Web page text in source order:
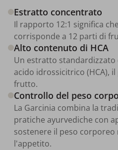
Estratto concentrato
Il rapporto 12:1 significa
corrisponde a 12 parti di
Alto contenuto di HCA
Un estratto standardizzato
acido idrossicitrico (HCA),
frutto.
Controllo del peso
La Garcinia combina la
pratiche ayurvediche con
sostenere il peso
l'appetito.